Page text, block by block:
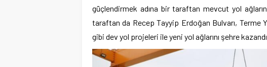
güçlendirmek adına bir taraftan mevcut yol
taraftan da Recep Tayyip Erdoğan Bulvarı, Terme
gibi dev yol projeleri ile yeni yol ağlarını şehre